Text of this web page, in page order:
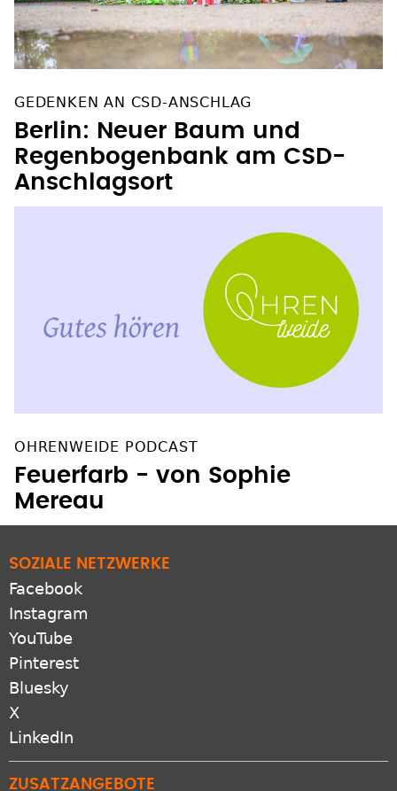
GEDENKEN AN CSD-ANSCHLAG
Berlin: Neuer Baum und
Regenbogenbank am CSD-
Anschlagsort
OHRENWEIDE PODCAST
Feuerfarb - von Sophie
Mereau
SOZIALE NETZWERKE
Facebook
Instagram
YouTube
Pinterest
Bluesky
X
LinkedIn
ZUSATZANGEBOTE